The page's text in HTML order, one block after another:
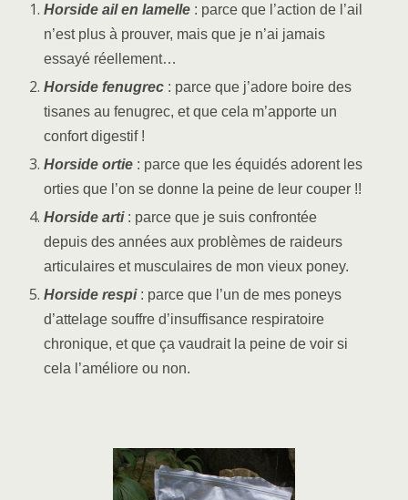
Horside ail en lamelle : parce que l’action de l’ail
n’est plus à prouver, mais que je n’ai jamais
essayé réellement…
Horside fenugrec : parce que j’adore boire des
tisanes au fenugrec, et que cela m’apporte un
confort digestif !
Horside ortie : parce que les équidés adorent les
orties que l’on se donne la peine de leur couper !!
Horside arti: parce que je suis confrontée
depuis des années aux problèmes de raideurs
articulaires et musculaires de mon vieux poney.
Horside respi: parce que l’un de mes poneys
d’attelage souffre d’insuffisance respiratoire
chronique, et que ça vaudrait la peine de voir si
cela l’améliore ou non.